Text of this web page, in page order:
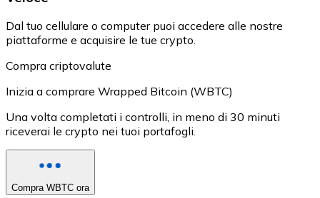
Dal tuo cellulare o computer puoi accedere alle nostre
piattaforme e acquisire le tue crypto.
Compra criptovalute
Inizia a comprare Wrapped Bitcoin (WBTC)
Una volta completati i controlli, in meno di 30 minuti
riceverai le crypto nei tuoi portafogli.
Compra WBTC ora